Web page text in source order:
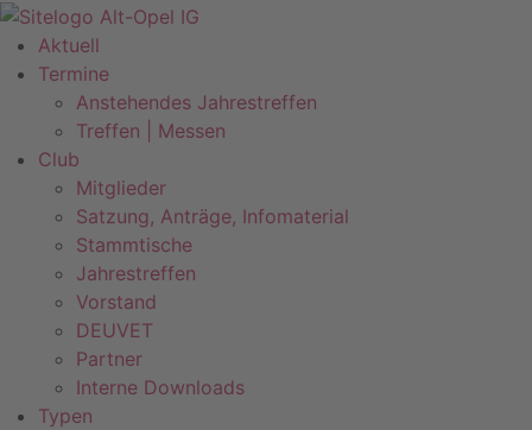
Zum
Inhalt
springen
Aktuell
Termine
Anstehendes Jahrestreffen
Treffen | Messen
Club
Mitglieder
Satzung, Anträge, Infomaterial
Stammtische
Jahrestreffen
Vorstand
DEUVET
Partner
Interne Downloads
Typen